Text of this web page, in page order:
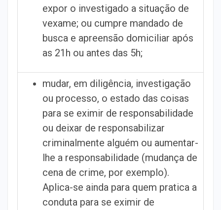
expor o investigado a situação de
vexame; ou cumpre mandado de
busca e apreensão domiciliar após
as 21h ou antes das 5h;
mudar, em diligência, investigação
ou processo, o estado das coisas
para se eximir de responsabilidade
ou deixar de responsabilizar
criminalmente alguém ou aumentar-
lhe a responsabilidade (mudança de
cena de crime, por exemplo).
Aplica-se ainda para quem pratica a
conduta para se eximir de